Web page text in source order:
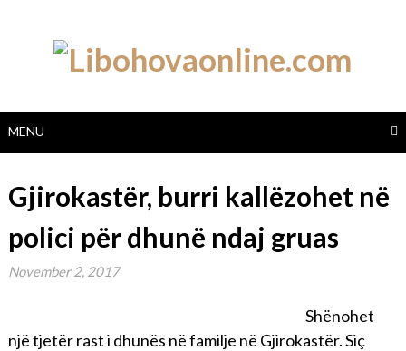
MENU
Gjirokastër, burri kallëzohet në
polici për dhunë ndaj gruas
November 2, 2017
Shënohet
një tjetër rast i dhunës në familje në Gjirokastër. Siç